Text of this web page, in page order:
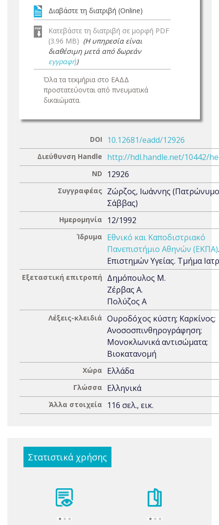
Διαβάστε τη διατριβή (Online)
Κατεβάστε τη διατριβή σε μορφή PDF
(3.96 MB) (Η υπηρεσία είναι
διαθέσιμη μετά από δωρεάν
εγγραφή)
Όλα τα τεκμήρια στο ΕΑΔΔ
προστατεύονται από πνευματικά
δικαιώματα.
DOI 10.12681/eadd/12926
Διεύθυνση Handle http://hdl.handle.net/10442/
ND 12926
Συγγραφέας Ζώρζος, Ιωάννης
Σάββας)
Ημερομηνία 12/1992
Ίδρυμα
Εθνικό και Καποδιστριακό
Πανεπιστήμιο Αθηνών (ΕΚΠΑ)
Επιστημών Υγείας. Τμήμα
Εξεταστική επιτροπή
Δημόπουλος Μ.
Ζέρβας Α.
Πολύζος Α
Λέξεις-κλειδιά Ουροδόχος κύστη; Καρκίνος;
Ανοσοσπινθηρογράφηση;
Μονοκλωνικά αντισώματα;
Βιοκατανομή
Χώρα Ελλάδα
Γλώσσα Ελληνικά
Άλλα στοιχεία 116 σελ., εικ.
Στατιστικά χρήσης